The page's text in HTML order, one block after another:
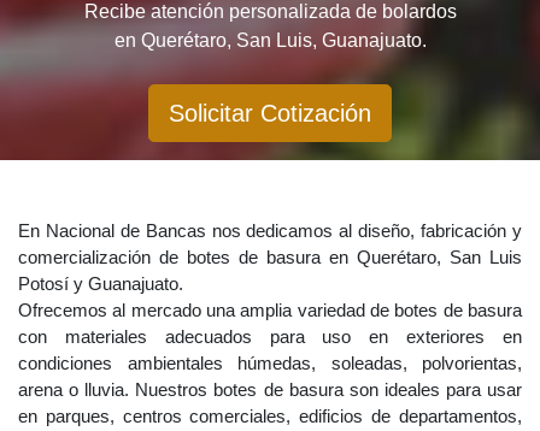
Recibe atención personalizada de bolardos
en Querétaro, San Luis, Guanajuato.
Solicitar Cotización
En Nacional de Bancas nos dedicamos al diseño, fabricación y
comercialización de botes de basura en Querétaro, San Luis
Potosí y Guanajuato.
Ofrecemos al mercado una amplia variedad de botes de basura
con materiales adecuados para uso en exteriores en
condiciones ambientales húmedas, soleadas, polvorientas,
arena o lluvia. Nuestros botes de basura son ideales para usar
en parques, centros comerciales, edificios de departamentos,